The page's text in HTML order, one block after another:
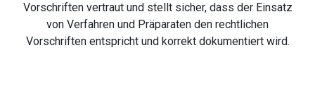
Vorschriften vertraut und stellt sicher, dass der Einsatz
von Verfahren und Präparaten den rechtlichen
Vorschriften entspricht und korrekt dokumentiert wird.